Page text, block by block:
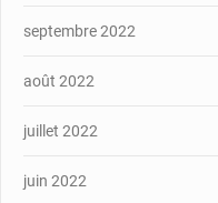
septembre 2022
août 2022
juillet 2022
juin 2022